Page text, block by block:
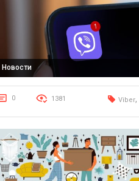
Новости
0 1381 Viber,